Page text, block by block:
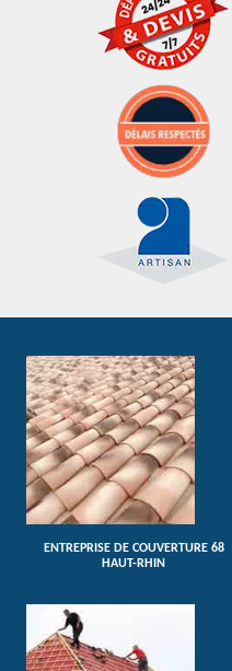
ENTREPRISE DE COUVERTURE 68
HAUT-RHIN